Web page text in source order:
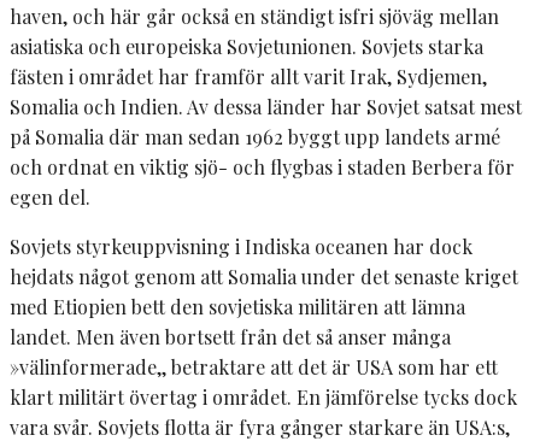
haven, och här går också en ständigt isfri sjöväg mellan
asiatiska och europeiska Sovjetunionen. Sovjets starka
fästen i området har framför allt varit Irak, Sydjemen,
Somalia och Indien. Av dessa länder har Sovjet satsat mest
på Somalia där man sedan 1962 byggt upp landets armé
och ordnat en viktig sjö- och flygbas i staden Berbera för
egen del.
Sovjets styrkeuppvisning i Indiska oceanen har dock
hejdats något genom att Somalia under det senaste kriget
med Etiopien bett den sovjetiska militären att lämna
landet. Men även bortsett från det så anser många
»välinformerade,, betraktare att det är USA som har ett
klart militärt övertag i området. En jämförelse tycks dock
vara svår. Sovjets flotta är fyra gånger starkare än USA:s,